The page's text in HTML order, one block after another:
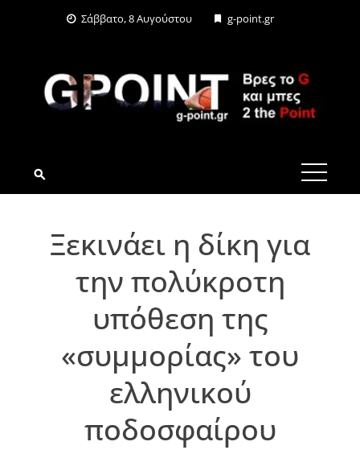
Σάββατο, 8 Αυγούστου g-point.gr
G-POINT.GR
Ξεκινάει η δίκη για
την πολύκροτη
υπόθεση της
«συμμορίας» του
ελληνικού
ποδοσφαίρου